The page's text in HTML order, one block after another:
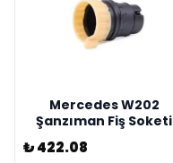
Mercedes W202
Şanzıman Fiş Soketi
Kostal Marka
A2035400253
₺ 422.08